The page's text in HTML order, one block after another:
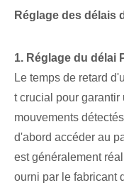
Réglage des délais
1. Réglage du délai
Le temps de retard
t crucial pour
mouvements
d'abord accéder au
est généralement
ourni par le fabricant